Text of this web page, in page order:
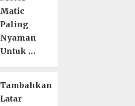
Matic
Paling
Nyaman
Untuk …
Tambahkan
Latar